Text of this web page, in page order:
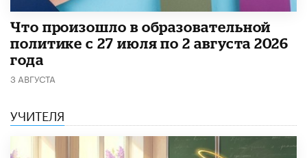
​Что произошло в образовательной
политике с 27 июля по 2 августа 2026
года
3 АВГУСТА
УЧИТЕЛЯ